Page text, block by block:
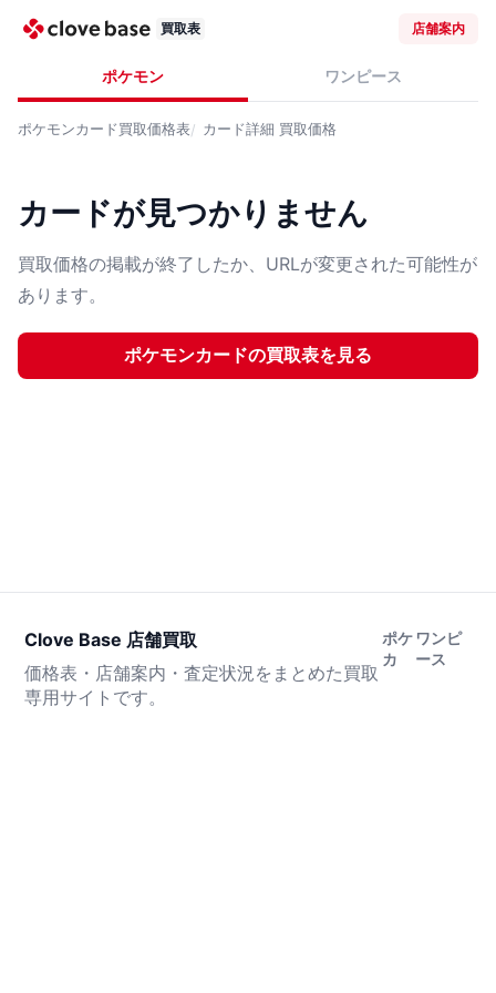
買取表 店舗案内
ポケモン ワンピース
ポケモンカード買取価格表 カード詳細 買取価格
カードが見つかりません
買取価格の掲載が終了したか、URLが変更された可能性が
あります。
ポケモンカードの買取表を見る
Clove Base 店舗買取
価格表・店舗案内・査定状況をまとめた買取
専用サイトです。
ポケ
カ
ワンピ
ース